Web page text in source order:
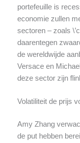
portefeuille is
economie zullen
sectoren – zoals
daarentegen
de wereldwijde
Versace en
deze sector zijn
Volatiliteit de prijs
Amy Zhang
de put hebben